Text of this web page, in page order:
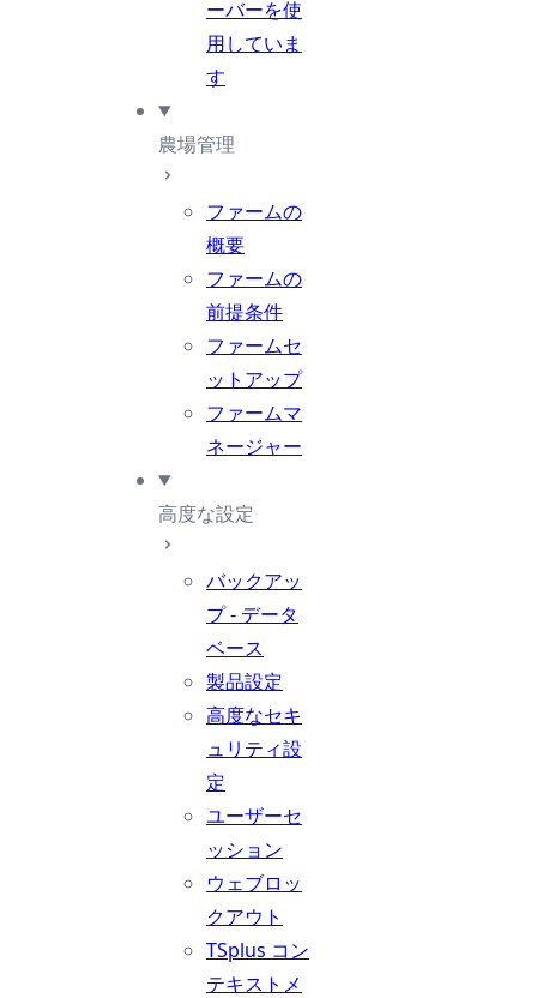
ーバーを使
用していま
す
農場管理
ファームの
概要
ファームの
前提条件
ファームセ
ットアップ
ファームマ
ネージャー
高度な設定
バックアッ
プ - データ
ベース
製品設定
高度なセキ
ュリティ設
定
ユーザーセ
ッション
ウェブロッ
クアウト
TSplus コン
テキストメ